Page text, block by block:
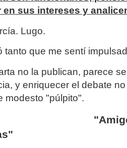
en sus intereses y
Lugo.
tanto que me sentí
no la publican, parece
y enriquecer el debate
modesto "púlpito".
de